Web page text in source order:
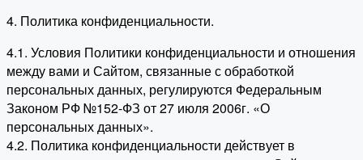
4. Политика конфиденциальности.
4.1. Условия Политики конфиденциальности и отношения
между вами и Сайтом, связанные с обработкой
персональных данных, регулируются Федеральным
Законом РФ №152-ФЗ от 27 июля 2006г. «О
персональных данных».
4.2. Политика конфиденциальности действует в